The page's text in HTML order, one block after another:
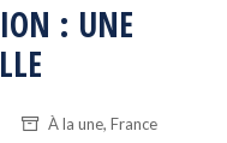
: UNE
À la une, France